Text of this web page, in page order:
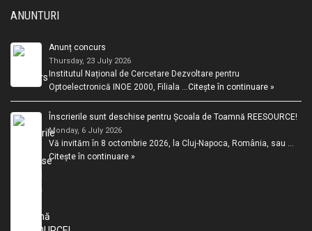
ANUNTURI
Anunț concurs
Thursday, 23 July 2026
Institutul Național de Cercetare Dezvoltare pentru
Optoelectronică INOE 2000, Filiala …Citește în continuare »
Înscrierile sunt deschise pentru Școala de Toamnă REESOURCE!
Monday, 6 July 2026
Vă invităm în 8 octombrie 2026, la Cluj-Napoca, România, sau …
Citește în continuare »